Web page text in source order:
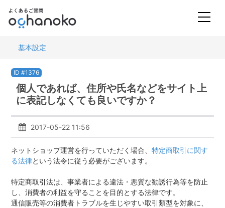
基本設定
ID #1376
個人であれば、住所や氏名などをサイト上
に表記しなくても良いですか？
2017-05-22 11:56
ネットショップ運営を行っていただく場合、 特定商取引に関す
る法律という法令に従う必要がございます。
特定商取引法は、事業者による違法・悪質な勧誘行為等を防止
し、消費者の利益を守ることを目的とする法律です。
通信販売等の消費者トラブルを生じやすい取引類型を対象に、